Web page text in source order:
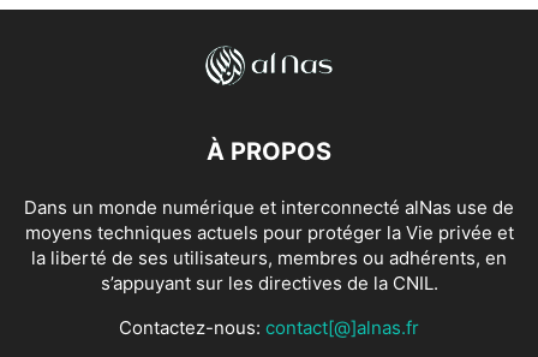
À PROPOS
Dans un monde numérique et interconnecté alNas use de
moyens techniques actuels pour protéger la Vie privée et
la liberté de ses utilisateurs, membres ou adhérents, en
s’appuyant sur les directives de la CNIL.
Contactez-nous: contact[@]alnas.fr